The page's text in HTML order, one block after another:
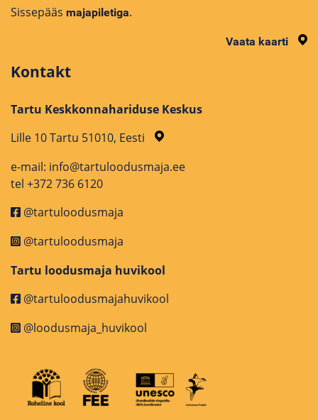
Sissepääs majapiletiga.
Vaata kaarti
Kontakt
Tartu Keskkonnahariduse Keskus
Lille 10 Tartu 51010, Eesti
e-mail: info@tartuloodusmaja.ee
tel +372 736 6120
@tartuloodusmaja
@tartuloodusmaja
Tartu loodusmaja huvikool
@tartuloodusmajahuvikool
@loodusmaja_huvikool